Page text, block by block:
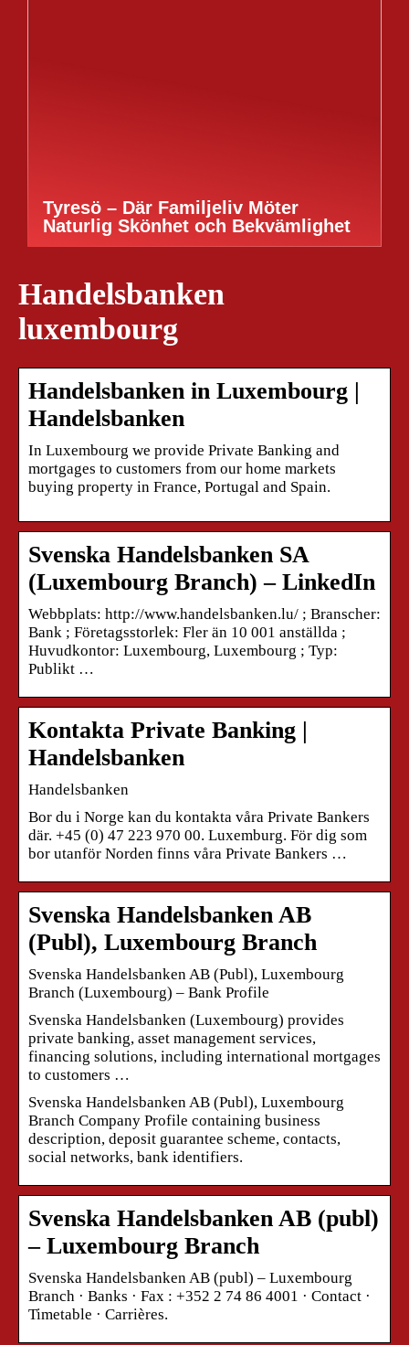
Tyresö – Där Familjeliv Möter
Naturlig Skönhet och Bekvämlighet
Handelsbanken
luxembourg
Handelsbanken in Luxembourg |
Handelsbanken
In Luxembourg we provide Private Banking and
mortgages to customers from our home markets
buying property in France, Portugal and Spain.
Svenska Handelsbanken SA
(Luxembourg Branch) – LinkedIn
Webbplats: http://www.handelsbanken.lu/ ; Branscher:
Bank ; Företagsstorlek: Fler än 10 001 anställda ;
Huvudkontor: Luxembourg, Luxembourg ; Typ:
Publikt …
Kontakta Private Banking |
Handelsbanken
Handelsbanken
Bor du i Norge kan du kontakta våra Private Bankers
där. +45 (0) 47 223 970 00. Luxemburg. För dig som
bor utanför Norden finns våra Private Bankers …
Svenska Handelsbanken AB
(Publ), Luxembourg Branch
Svenska Handelsbanken AB (Publ), Luxembourg
Branch (Luxembourg) – Bank Profile
Svenska Handelsbanken (Luxembourg) provides
private banking, asset management services,
financing solutions, including international mortgages
to customers …
Svenska Handelsbanken AB (Publ), Luxembourg
Branch Company Profile containing business
description, deposit guarantee scheme, contacts,
social networks, bank identifiers.
Svenska Handelsbanken AB (publ)
– Luxembourg Branch
Svenska Handelsbanken AB (publ) – Luxembourg
Branch · Banks · Fax : +352 2 74 86 4001 · Contact ·
Timetable · Carrières.